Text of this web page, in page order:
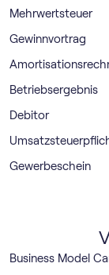
Mehrwertsteuer
Gewinnvortrag
Betriebsergebnis
Debitor
Gewerbeschein
Business Model